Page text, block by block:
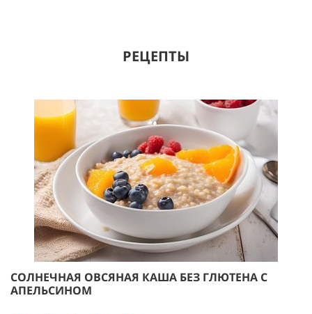
РЕЦЕПТЫ
СОЛНЕЧНАЯ ОВСЯНАЯ КАША БЕЗ ГЛЮТЕНА С
АПЕЛЬСИНОМ